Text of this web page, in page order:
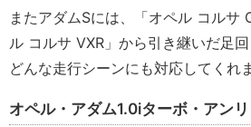
またアダムSには、「オペル コルサ
ル コルサ VXR」から引き継いだ足回
どんな走行シーンにも対応してくれ
オペル・アダム1.0iターボ・アン